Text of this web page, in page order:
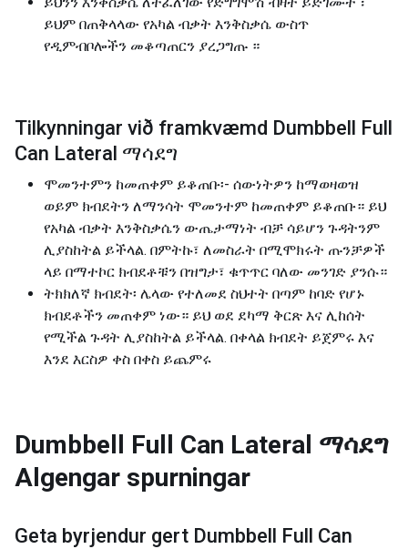
ይህም በጠቅላላው የአካል ብቃት እንቅስቃሴ ውስጥ
የዲምብቦሎችን መቆጣጠርን ያረጋግጡ ።
Tilkynningar við framkvæmd Dumbbell Full
Can Lateral ማሳደግ
ሞመንተምን ከመጠቀም ይቆጠቡ፡- ሰውነትዎን ከማወዛወዝ
ወይም ክብደትን ለማንሳት ሞመንተም ከመጠቀም ይቆጠቡ። ይህ
የአካል ብቃት እንቅስቃሴን ውጤታማነት ብቻ ሳይሆን ጉዳትንም
ሊያስከትል ይችላል. በምትኩ፣ ለመስራት በሚሞክሩት ጡንቻዎች
ላይ በማተኮር ክብደቶቹን በዝግታ፣ ቁጥጥር ባለው መንገድ ያንሱ።
ትክክለኛ ክብደት፡ ሌላው የተለመደ ስህተት በጣም ከባድ የሆኑ
ክብደቶችን መጠቀም ነው። ይህ ወደ ደካማ ቅርጽ እና ሊከሰት
የሚችል ጉዳት ሊያስከትል ይችላል. በቀላል ክብደት ይጀምሩ እና
እንደ እርስዎ ቀስ በቀስ ይጨምሩ
Dumbbell Full Can Lateral ማሳደግ
Algengar spurningar
Geta byrjendur gert Dumbbell Full Can